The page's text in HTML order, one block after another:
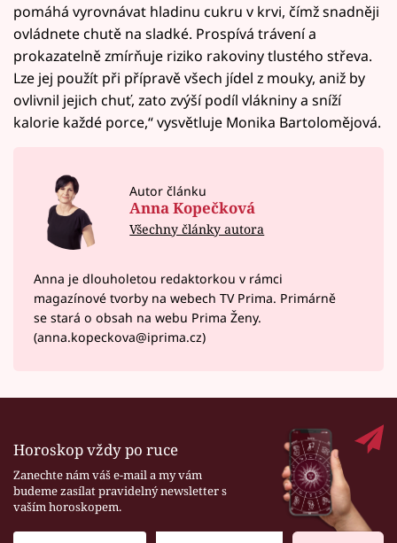
pomáhá vyrovnávat hladinu cukru v krvi, čímž snadněji
ovládnete chutě na sladké. Prospívá trávení a
prokazatelně zmírňuje riziko rakoviny tlustého střeva.
Lze jej použít při přípravě všech jídel z mouky, aniž by
ovlivnil jejich chuť, zato zvýší podíl vlákniny a sníží
kalorie každé porce,“ vysvětluje Monika Bartolomějová.
Autor článku
Anna Kopečková
Všechny články autora
Anna je dlouholetou redaktorkou v rámci
magazínové tvorby na webech TV Prima. Primárně
se stará o obsah na webu Prima Ženy.
(anna.kopeckova@iprima.cz)
Horoskop vždy po ruce
Zanechte nám váš e-mail a my vám
budeme zasílat pravidelný newsletter s
vaším horoskopem.